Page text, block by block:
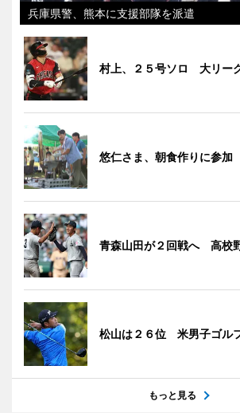
兵庫県警、熊本に支援部隊を派遣
村上、２５号ソロ 大リー
悠仁さま、朝食作りに参加
青森山田が２回戦へ 高校
松山は２６位 米男子ゴル
もっと見る